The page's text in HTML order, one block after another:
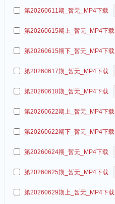
第20260611期_暂无_MP4下载
第20260615期上_暂无_MP4下载
第20260615期下_暂无_MP4下载
第20260617期_暂无_MP4下载
第20260618期_暂无_MP4下载
第20260622期上_暂无_MP4下载
第20260622期下_暂无_MP4下载
第20260624期_暂无_MP4下载
第20260625期_暂无_MP4下载
第20260629期上_暂无_MP4下载